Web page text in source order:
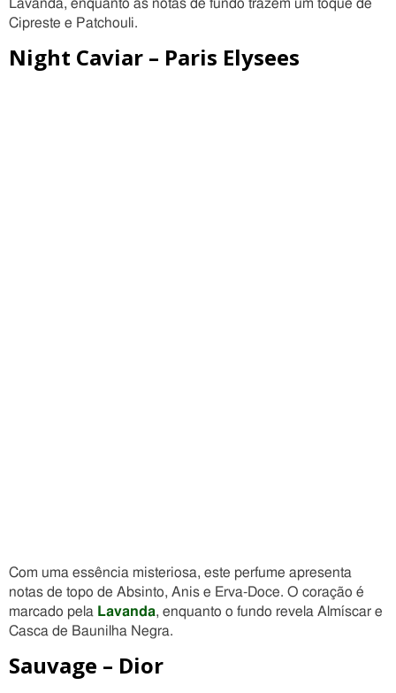
Lavanda, enquanto as notas de fundo trazem um toque de
Cipreste e Patchouli.
Night Caviar – Paris Elysees
Com uma essência misteriosa, este perfume apresenta
notas de topo de Absinto, Anis e Erva-Doce. O coração é
marcado pela Lavanda, enquanto o fundo revela Almíscar e
Casca de Baunilha Negra.
Sauvage – Dior